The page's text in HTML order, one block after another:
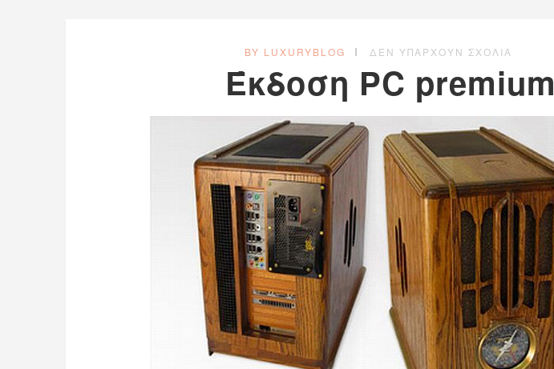
BY LUXURYBLOG ΔΕΝ ΥΠΆΡΧΟΥΝ ΣΧΌΛΙΑ
Έκδοση PC premium